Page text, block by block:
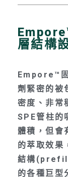
層結構
Empore™
劑緊密的被
密度、非常
SPE管柱的
體積，但會
的萃取效果
結構
的各種巨型